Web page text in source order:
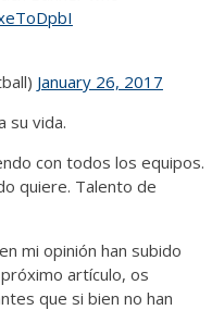
January 26, 2017
su vida.
con todos los equipos.
quiere. Talento de
mi opinión han subido
artículo, os
que si bien no han